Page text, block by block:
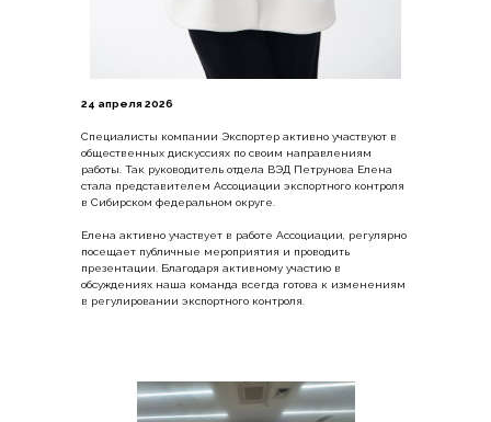
24 апреля 2026
Специалисты компании Экспортер активно участвуют в
общественных дискуссиях по своим направлениям
работы. Так руководитель отдела ВЭД Петрунова Елена
стала представителем Ассоциации экспортного контроля
в Сибирском федеральном округе.
Елена активно участвует в работе Ассоциации, регулярно
посещает публичные мероприятия и проводить
презентации. Благодаря активному участию в
обсуждениях наша команда всегда готова к изменениям
в регулировании экспортного контроля.